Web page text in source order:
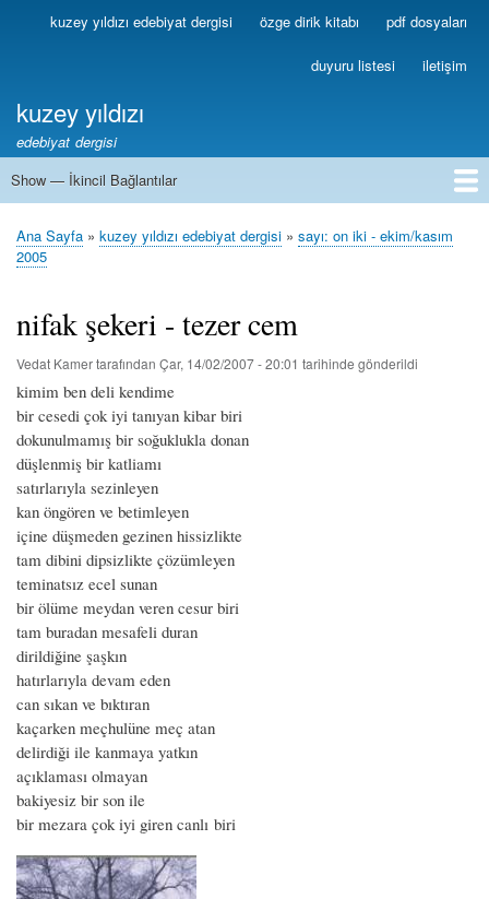
Ana
içeriğe
Birincilkuzey yıldızı edebiyat dergisi özge dirik kitabı pdf dosyaları
duyuru listesi iletişim
kuzey yıldızı
edebiyat dergisi
İkincil
Show — İkincil Bağlantılar
1
2
3
4
5
6
7
8
9
10
11
12
13
Sayfa
Ana Sayfa kuzey yıldızı edebiyat dergisi
sayı: on iki - ekim/kasım
2005
nifak şekeri - tezer cem
Vedat Kamertarafından Çar, 14/02/2007 - 20:01 tarihinde gönderildi
kimim ben deli kendime
bir cesedi çok iyi tanıyan kibar biri
dokunulmamış bir soğuklukla donan
düşlenmiş bir katliamı
satırlarıyla sezinleyen
kan öngören ve betimleyen
içine düşmeden gezinen hissizlikte
tam dibini dipsizlikte çözümleyen
teminatsız ecel sunan
bir ölüme meydan veren cesur biri
tam buradan mesafeli duran
dirildiğine şaşkın
hatırlarıyla devam eden
can sıkan ve bıktıran
kaçarken meçhulüne meç atan
delirdiği ile kanmaya yatkın
açıklaması olmayan
bakiyesiz bir son ile
bir mezara çok iyi giren canlı biri